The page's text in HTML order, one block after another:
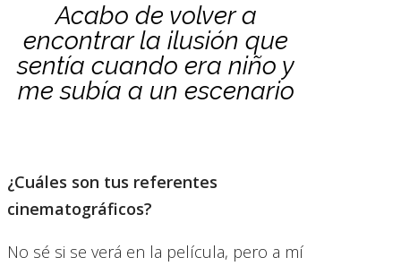
Acabo de volver a
encontrar la ilusión que
sentía cuando era niño y
me subía a un escenario
¿Cuáles son tus referentes
cinematográficos?
No sé si se verá en la película, pero a mí